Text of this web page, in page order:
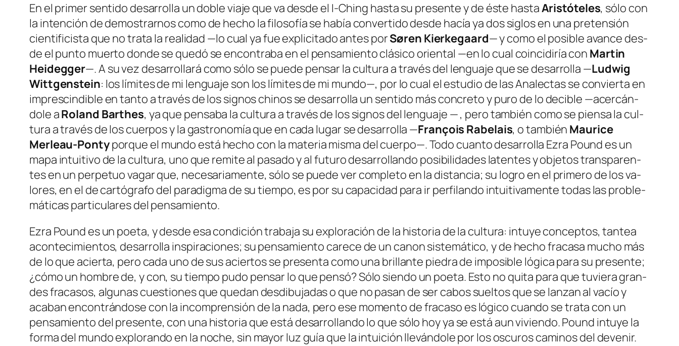
En el pri­mer sen­ti­do de­sa­rro­lla un do­ble via­je que va des­de el I‑Ching has­ta su pre­sen­te y de és­te has­taAristóteles, só­lo con
la in­ten­ción de de­mos­trar­nos co­mo de he­cho la fi­lo­so­fía se ha­bía con­ver­ti­do des­de ha­cía ya dos si­glos en una pre­ten­sión
cien­ti­fi­cis­ta que no tra­ta la reali­dad —lo cual ya fue ex­pli­ci­ta­do an­tes porSøren Kierkegaard— y co­mo el po­si­ble avan­ce des­
de el pun­to muer­to don­de se que­dó se en­con­tra­ba en el pen­sa­mien­to clá­si­co orien­tal —en lo cual coin­ci­di­ría con Martin
Heidegger—. A su vez de­sa­rro­lla­rá co­mo só­lo se pue­de pen­sar la cul­tu­ra a tra­vés del len­gua­je que se de­sa­rro­lla —Ludwig
Wittgenstein: los lí­mi­tes de mi len­gua­je son los lí­mi­tes de mi mun­do—, por lo cual el es­tu­dio de lasAnalectasse con­vier­ta en
im­pres­cin­di­ble en tan­to a tra­vés de los sig­nos chi­nos se de­sa­rro­lla un sen­ti­do más con­cre­to y pu­ro de lo de­ci­ble —acer­cán­
do­le aRoland Barthes, ya que pen­sa­ba la cul­tu­ra a tra­vés de los sig­nos del len­gua­je — , pe­ro tam­bién co­mo se pien­sa la cul­
tu­ra a tra­vés de los cuer­pos y la gas­tro­no­mía que en ca­da lu­gar se de­sa­rro­lla —François Rabelais, o tam­bién Maurice
Merleau-Pontypor­que el mun­do es­tá he­cho con la ma­te­ria mis­ma del cuer­po—. Todo cuan­to de­sa­rro­lla Ezra Pound es un
ma­pa in­tui­ti­vo de la cul­tu­ra, uno que re­mi­te al pa­sa­do y al fu­tu­ro de­sa­rro­llan­do po­si­bi­li­da­des la­ten­tes y ob­je­tos trans­pa­ren­
tes en un per­pe­tuo va­gar que, ne­ce­sa­ria­men­te, só­lo se pue­de ver com­ple­to en la dis­tan­cia; su lo­gro en el pri­me­ro de los va­
lo­res, en el de car­tó­gra­fo del pa­ra­dig­ma de su tiem­po, es por su ca­pa­ci­dad pa­ra ir per­fi­lan­do in­tui­ti­va­men­te to­das las pro­ble­
má­ti­cas par­ti­cu­la­res del pensamiento.
Ezra Pound es un poe­ta, y des­de esa con­di­ción tra­ba­ja su ex­plo­ra­ción de la his­to­ria de la cul­tu­ra: in­tu­ye con­cep­tos, tan­tea
acon­te­ci­mien­tos, de­sa­rro­lla ins­pi­ra­cio­nes; su pen­sa­mien­to ca­re­ce de un ca­non sis­te­má­ti­co, y de he­cho fra­ca­sa mu­cho más
de lo que acier­ta, pe­ro ca­da uno de sus acier­tos se pre­sen­ta co­mo una bri­llan­te pie­dra de im­po­si­ble ló­gi­ca pa­ra su pre­sen­te;
¿có­mo un hom­bre de, y con, su tiem­po pu­do pen­sar lo que pen­só? Sólo sien­do un poe­ta. Esto no qui­ta pa­ra que tu­vie­ra gran­
des fra­ca­sos, al­gu­nas cues­tio­nes que que­dan des­di­bu­ja­das o que no pa­san de ser ca­bos suel­tos que se lan­zan al va­cío y
aca­ban en­con­trán­do­se con la in­com­pren­sión de la na­da, pe­ro ese mo­men­to de fra­ca­so es ló­gi­co cuan­do se tra­ta con un
pen­sa­mien­to del pre­sen­te, con una his­to­ria que es­tá de­sa­rro­llan­do lo que só­lo hoy ya se es­tá aun vi­vien­do. Pound in­tu­ye la
for­ma del mun­do ex­plo­ran­do en la no­che, sin ma­yor luz guía que la in­tui­ción lle­ván­do­le por los os­cu­ros ca­mi­nos del devenir.